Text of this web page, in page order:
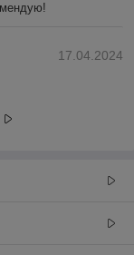
17.04.2024